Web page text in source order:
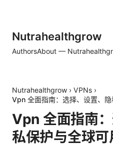
Nutrahealthgrow
AuthorsAbout —
Nutrahealthgrow › VPNs ›
Vpn 全面指南：选择、设置、
Vpn 全面指南
私保护与全球